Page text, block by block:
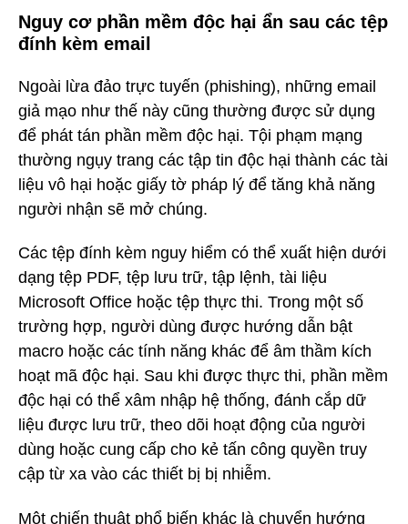
Nguy cơ phần mềm độc hại ẩn sau các tệp
đính kèm email
Ngoài lừa đảo trực tuyến (phishing), những email
giả mạo như thế này cũng thường được sử dụng
để phát tán phần mềm độc hại. Tội phạm mạng
thường ngụy trang các tập tin độc hại thành các tài
liệu vô hại hoặc giấy tờ pháp lý để tăng khả năng
người nhận sẽ mở chúng.
Các tệp đính kèm nguy hiểm có thể xuất hiện dưới
dạng tệp PDF, tệp lưu trữ, tập lệnh, tài liệu
Microsoft Office hoặc tệp thực thi. Trong một số
trường hợp, người dùng được hướng dẫn bật
macro hoặc các tính năng khác để âm thầm kích
hoạt mã độc hại. Sau khi được thực thi, phần mềm
độc hại có thể xâm nhập hệ thống, đánh cắp dữ
liệu được lưu trữ, theo dõi hoạt động của người
dùng hoặc cung cấp cho kẻ tấn công quyền truy
cập từ xa vào các thiết bị bị nhiễm.
Một chiến thuật phổ biến khác là chuyển hướng